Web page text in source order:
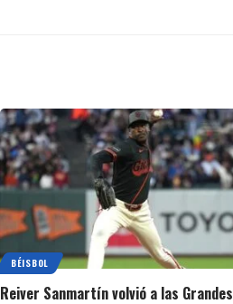
BÉISBOL
Reiver Sanmartín volvió a las Grandes